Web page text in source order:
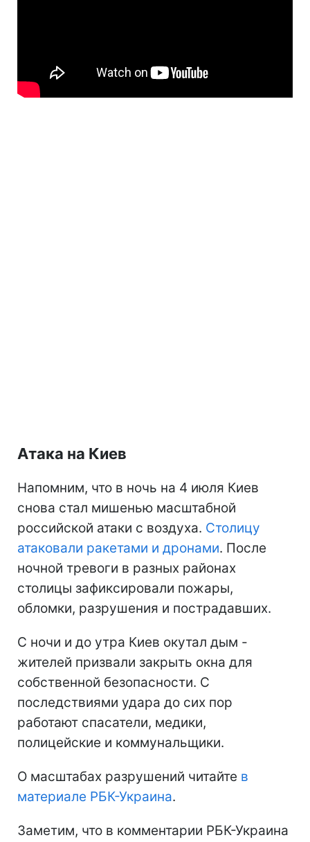
Атака на Киев
Напомним, что в ночь на 4 июля Киев
снова стал мишенью масштабной
российской атаки с воздуха. Столицу
атаковали ракетами и дронами. После
ночной тревоги в разных районах
столицы зафиксировали пожары,
обломки, разрушения и пострадавших.
С ночи и до утра Киев окутал дым -
жителей призвали закрыть окна для
собственной безопасности. С
последствиями удара до сих пор
работают спасатели, медики,
полицейские и коммунальщики.
О масштабах разрушений читайте в
материале РБК-Украина.
Заметим, что в комментарии РБК-Украина